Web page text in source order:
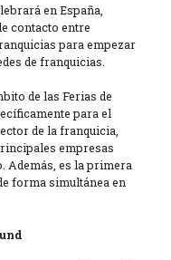
en España,
contacto entre
para empezar
de franquicias.
de las Ferias de
para el
de la franquicia,
empresas
Además, es la primera
forma simultánea en